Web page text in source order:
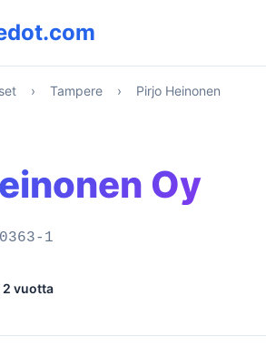
› Tampere ›
Pirjo Heinonen
Oy
1
2 vuotta